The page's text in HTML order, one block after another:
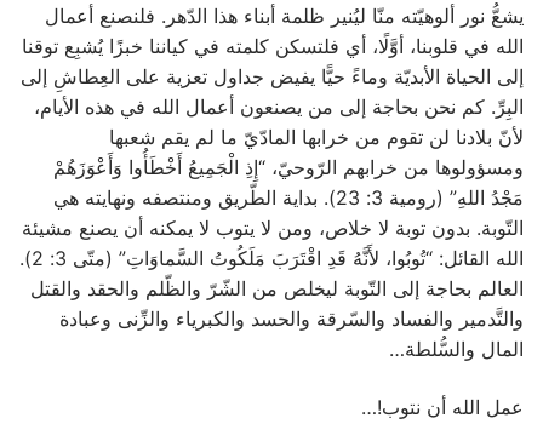
يشعُّ نور ألوهيّته منّا ليُنير ظلمة أبناء هذا الدّهر. فلنصنع أعمال
الله في قلوبنا، أوَّلًا، أي فلتسكن كلمته في كياننا خبزًا يُشبِع توقنا
إلى الحياة الأبديّة وماءً حيًّا يفيض جداول تعزية على العِطاشِ إلى
البِرِّ. كم نحن بحاجة إلى من يصنعون أعمال الله في هذه الأيام،
لأنّ بلادنا لن تقوم من خرابها المادّيّ ما لم يقم شعبها
ومسؤولوها من خرابهم الرّوحيّ، “إِذِ الْجَمِيعُ أَخْطَأُوا وَأَعْوَزَهُمْ
مَجْدُ اللهِ” (رومية 3: 23). بداية الطّريق ومنتصفه ونهايته هي
التّوبة. بدون توبة لا خلاص، ومن لا يتوب لا يمكنه أن يصنع مشيئة
الله القائل: “تُوبُوا، لأَنَّهُ قَدِ اقْتَرَبَ مَلَكُوتُ السَّماوَاتِ” (متّى 3: 2).
العالم بحاجة إلى التّوبة ليخلص من الشّرّ والظّلم والحقد والقتل
والتَّدمير والفساد والسّرقة والحسد والكبرياء والزِّنى وعبادة
المال والسُّلطة…
عمل الله أن نتوب!…